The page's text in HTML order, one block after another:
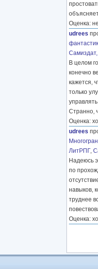
Оценка:
udrees
В целом
конечно
кажется,
только
Странно,
Оценка:
udrees
ЛитРПГ,
Надеюсь
по
навыков,
труднее
Оценка: